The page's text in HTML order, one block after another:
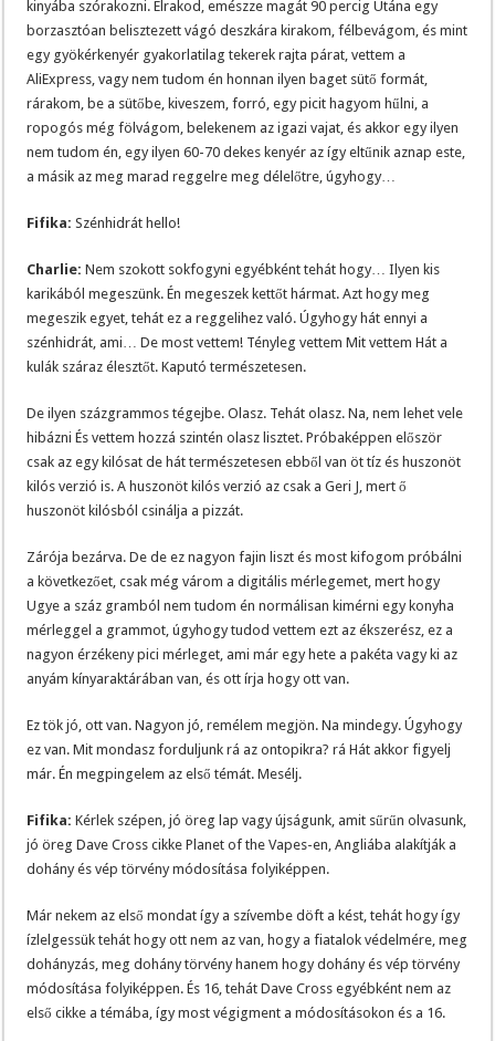
kinyába szórakozni. Elrakod, emészze magát 90 percig Utána egy
borzasztóan belisztezett vágó deszkára kirakom, félbevágom, és mint
egy gyökérkenyér gyakorlatilag tekerek rajta párat, vettem a
AliExpress, vagy nem tudom én honnan ilyen baget sütő formát,
rárakom, be a sütőbe, kiveszem, forró, egy picit hagyom hűlni, a
ropogós még fölvágom, belekenem az igazi vajat, és akkor egy ilyen
nem tudom én, egy ilyen 60-70 dekes kenyér az így eltűnik aznap este,
a másik az meg marad reggelre meg délelőtre, úgyhogy…
Fifika: Szénhidrát hello!
Charlie: Nem szokott sokfogyni egyébként tehát hogy… Ilyen kis
karikából megeszünk. Én megeszek kettőt hármat. Azt hogy meg
megeszik egyet, tehát ez a reggelihez való. Úgyhogy hát ennyi a
szénhidrát, ami… De most vettem! Tényleg vettem Mit vettem Hát a
kulák száraz élesztőt. Kaputó természetesen.
De ilyen százgrammos tégejbe. Olasz. Tehát olasz. Na, nem lehet vele
hibázni És vettem hozzá szintén olasz lisztet. Próbaképpen először
csak az egy kilósat de hát természetesen ebből van öt tíz és huszonöt
kilós verzió is. A huszonöt kilós verzió az csak a Geri J, mert ő
huszonöt kilósból csinálja a pizzát.
Zárója bezárva. De de ez nagyon fajin liszt és most kifogom próbálni
a következőet, csak még várom a digitális mérlegemet, mert hogy
Ugye a száz gramból nem tudom én normálisan kimérni egy konyha
mérleggel a grammot, úgyhogy tudod vettem ezt az ékszerész, ez a
nagyon érzékeny pici mérleget, ami már egy hete a pakéta vagy ki az
anyám kínyaraktárában van, és ott írja hogy ott van.
Ez tök jó, ott van. Nagyon jó, remélem megjön. Na mindegy. Úgyhogy
ez van. Mit mondasz forduljunk rá az ontopikra? rá Hát akkor figyelj
már. Én megpingelem az első témát. Mesélj.
Fifika: Kérlek szépen, jó öreg lap vagy újságunk, amit sűrűn olvasunk,
jó öreg Dave Cross cikke Planet of the Vapes-en, Angliába alakítják a
dohány és vép törvény módosítása folyiképpen.
Már nekem az első mondat így a szívembe döft a kést, tehát hogy így
ízlelgessük tehát hogy ott nem az van, hogy a fiatalok védelmére, meg
dohányzás, meg dohány törvény hanem hogy dohány és vép törvény
módosítása folyiképpen. És 16, tehát Dave Cross egyébként nem az
első cikke a témába, így most végigment a módosításokon és a 16.